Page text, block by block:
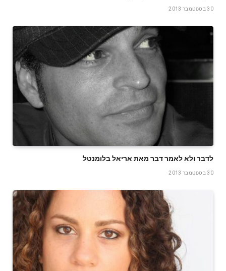
30 בספטמבר 2013
לדבר ולא לאמר דבר מאת אריאל בלומנטל
30 בספטמבר 2013